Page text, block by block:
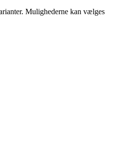
Mulighederne kan vælges